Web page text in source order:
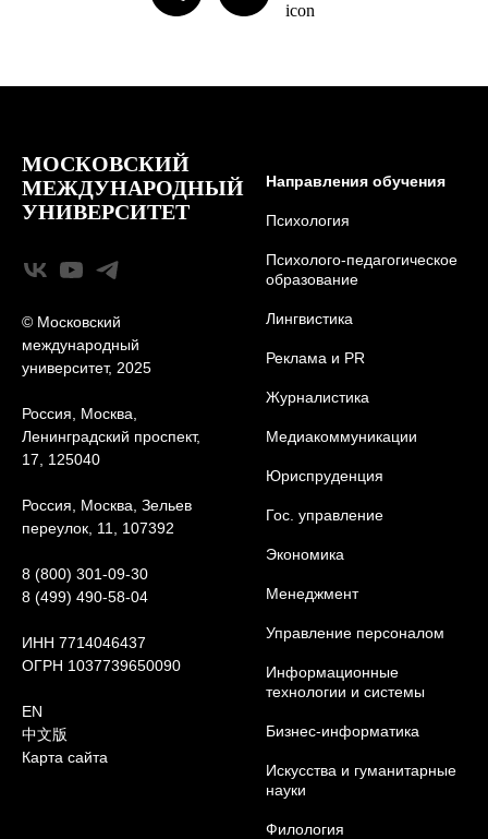
МОСКОВСКИЙ
МЕЖДУНАРОДНЫЙ
УНИВЕРСИТЕТ
© Московский
международный
университет, 2025
Россия, Москва,
Ленинградский проспект,
17, 125040
Россия, Москва, Зельев
переулок, 11, 107392
8 (800) 301-09-30
8 (499) 490-58-04
ИНН 7714046437
ОГРН 1037739650090
EN
中文版
Карта сайта
Направления обучения
Психология
Психолого-педагогическое
образование
Лингвистика
Реклама и PR
Журналистика
Медиакоммуникации
Юриcпруденция
Гос. управление
Экономика
Менеджмент
Управление персоналом
Информационные
технологии и системы
Бизнес-информатика
Искусства и гуманитарные
науки
Филология